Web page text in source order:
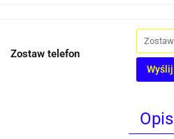
Zostaw telefon
Wyślij
Opis